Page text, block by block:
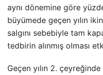
aynı dönemine göre
büyümede geçen yılın
salgını sebebiyle tam
tedbirin alınmış olması
Geçen yılın 2.